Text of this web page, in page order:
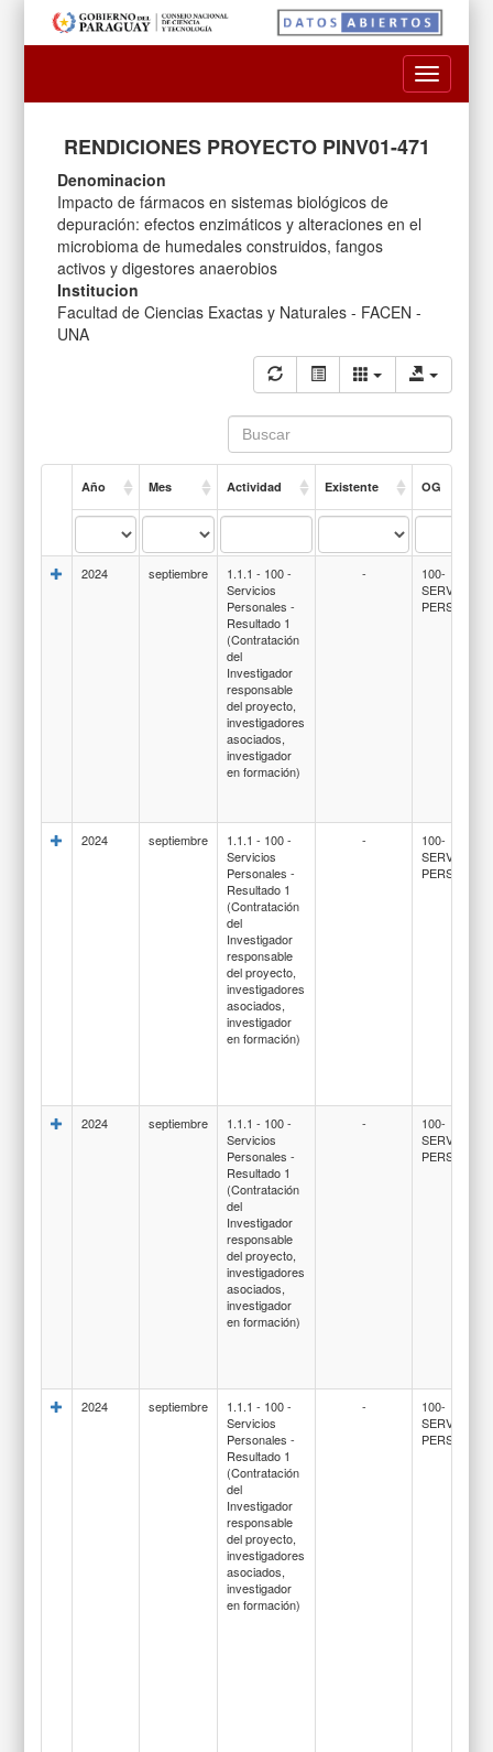
Toggle
RENDICIONES PROYECTO PINV01-471
Denominacion
Impacto de fármacos en sistemas biológicos de
depuración: efectos enzimáticos y alteraciones en el
microbioma de humedales construidos, fangos
activos y digestores anaerobios
Institucion
Facultad de Ciencias Exactas y Naturales - FACEN -
UNA
Año Mes Actividad Existente OG
2024 septiembre
1.1.1 - 100 -
Servicios
Personales -
Resultado 1
(Contratación
del
Investigador
responsable
del proyecto,
investigadores
asociados,
investigador
en formación)
-
100-
SERVICIOS
2024 septiembre
1.1.1 - 100 -
Servicios
Personales -
Resultado 1
(Contratación
del
Investigador
responsable
del proyecto,
investigadores
asociados,
investigador
en formación)
-
100-
SERVICIOS
2024 septiembre
1.1.1 - 100 -
Servicios
Personales -
Resultado 1
(Contratación
del
Investigador
responsable
del proyecto,
investigadores
asociados,
investigador
en formación)
-
100-
SERVICIOS
2024 septiembre
1.1.1 - 100 -
Servicios
Personales -
Resultado 1
(Contratación
del
Investigador
responsable
del proyecto,
investigadores
asociados,
investigador
en formación)
-
100-
SERVICIOS